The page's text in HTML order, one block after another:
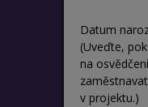
Datum
(Uveďte,
na
v projektu.)